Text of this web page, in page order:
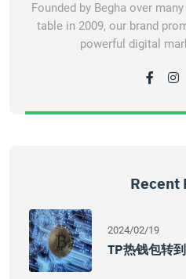
Founded by Begha over
table in 2009, our brand
powerful digital
Recent
2024/02/19
TP热钱包转